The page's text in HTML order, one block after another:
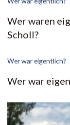
Wer waren
Scholl?
Wer war eigentlich?
Wer war